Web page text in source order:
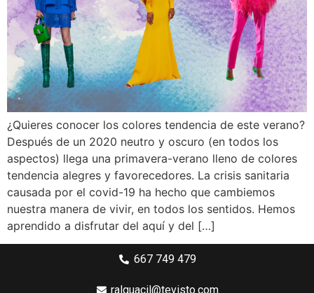
¿Quieres conocer los colores tendencia de este verano?
Después de un 2020 neutro y oscuro (en todos los
aspectos) llega una primavera-verano lleno de colores
tendencia alegres y favorecedores. La crisis sanitaria
causada por el covid-19 ha hecho que cambiemos
nuestra manera de vivir, en todos los sentidos. Hemos
aprendido a disfrutar del aquí y del […]
667 749 479
ralguacil@tevisto.com